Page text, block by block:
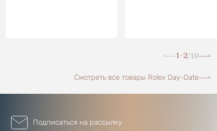
1-2/10
Смотреть все товары Rolex Day-Date
Подписаться на рассылку